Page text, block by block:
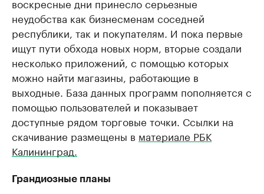
неудобства как бизнесменам соседней
республики, так и покупателям. И пока первые
ищут пути обхода новых норм, вторые создали
несколько приложений, с помощью которых
можно найти магазины, работающие в
выходные. База данных программ пополняется с
помощью пользователей и показывает
доступные рядом торговые точки. Ссылки на
скачивание размещены в материале РБК
Калининград.
Грандиозные планы